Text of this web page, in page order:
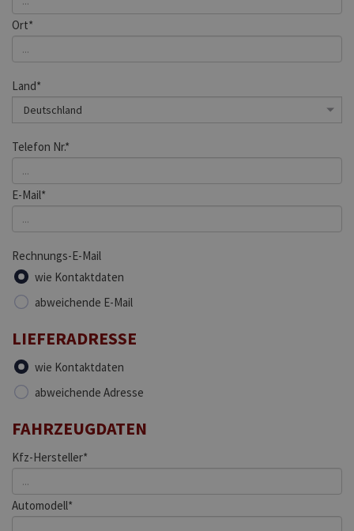
Ort*
Land*
Telefon Nr.*
E-Mail*
Rechnungs-E-Mail
wie Kontaktdaten
abweichende E-Mail
LIEFERADRESSE
wie Kontaktdaten
abweichende Adresse
FAHRZEUGDATEN
Kfz-Hersteller*
Automodell*